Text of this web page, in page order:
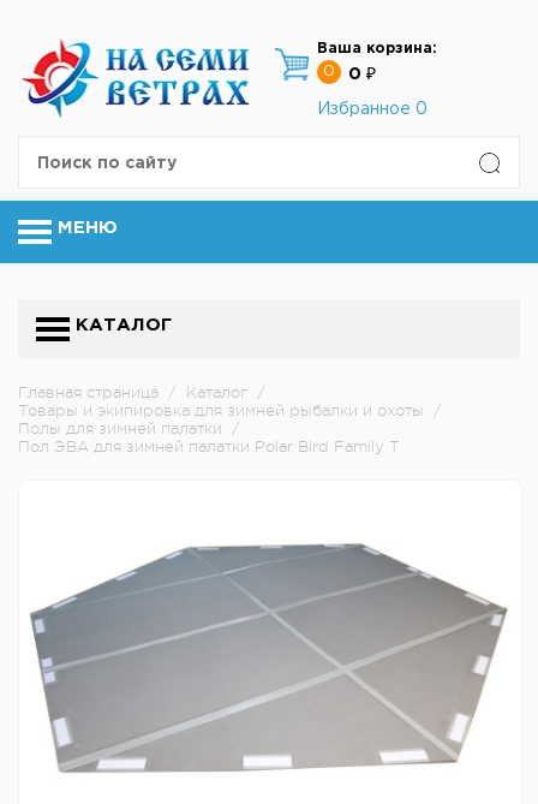
Ваша корзина:
0
0 ₽
Избранное 0
МЕНЮ
КАТАЛОГ
Главная страница / Каталог /
Товары и экипировка для зимней рыбалки и охоты
/
Полы для зимней палатки
/
Пол ЭВА для зимней палатки Polar Bird Family T